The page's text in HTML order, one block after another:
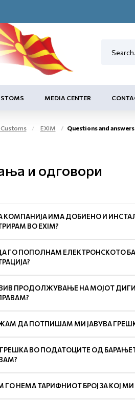
MEDIA CENTER
EXIM Questions and answers
и одговори
КОМПАНИЈА ИМА ДОБИЕНО И
ВО ЕXIM?
ГО ПОПОЛНАМ ЕЛЕКТРОНСКОТО
ПРОДОЛЖУВАЊЕ НА МОЈОТ
ДА ПОТПИШАМ МИ ЈАВУВА
ВО ПОДАТОЦИТЕ ОД
ГО НЕМА ТАРИФНИОТ БРОЈ ЗА КОЈ